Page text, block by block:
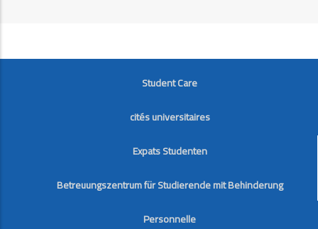
FOOTER
Student Care
cités universitaires
Expats Studenten
Betreuungszentrum für Studierende mit Behinderung
Personnelle